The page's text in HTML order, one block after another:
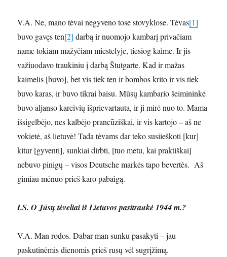
V.A. Ne, mano tėvai negyveno tose stovyklose. Tėvas[1]
buvo gavęs ten[2] darbą ir nuomojo kambarį privačiam
name tokiam mažyčiam miestelyje, tiesiog kaime. Ir jis
važiuodavo traukiniu į darbą Štutgarte. Kad ir mažas
kaimelis [buvo], bet vis tiek ten ir bombos krito ir vis tiek
buvo karas, ir buvo tikrai baisu. Mūsų kambario šeimininkė
buvo aljanso kareivių išprievartauta, ir ji mirė nuo to. Mama
išsigelbėjo, nes kalbėjo prancūziškai, ir vis kartojo – aš ne
vokietė, aš lietuvė! Tada tėvams dar teko susiieškoti [kur]
kitur [gyventi], sunkiai dirbti, [tuo metu, kai praktiškai]
nebuvo pinigų – visos Deutsche markės tapo bevertės. Aš
gimiau mėnuo prieš karo pabaigą.
I.S. O Jūsų tėveliai iš Lietuvos pasitraukė 1944 m.?
V.A. Man rodos. Dabar man sunku pasakyti – jau
paskutinėmis dienomis prieš rusų vėl sugrįžimą.